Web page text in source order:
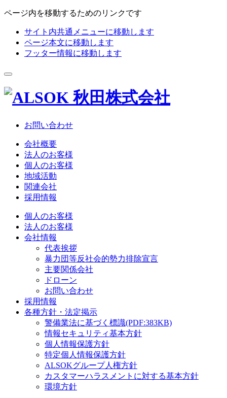
ページ内を移動するためのリンクです
サイト内共通メニューに移動します
ページ本文に移動します
フッター情報に移動します
お問い合わせ
会社概要
法人のお客様
個人のお客様
地域活動
関連会社
採用情報
個人のお客様
法人のお客様
会社情報
代表挨拶
暴力団等反社会的勢力排除宣言
主要関係会社
ドローン
お問い合わせ
採用情報
各種方針・法定掲示
警備業法に基づく標識(PDF:383KB)
情報セキュリティ基本方針
個人情報保護方針
特定個人情報保護方針
ALSOKグループ人権方針
カスタマーハラスメントに対する基本方針
環境方針